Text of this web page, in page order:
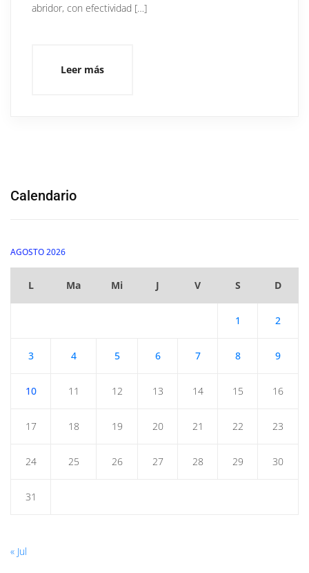
abridor, con efectividad […]
Leer más
Calendario
AGOSTO 2026
L Ma Mi J V S D
1 2
3 4 5 6 7 8 9
10 11 12 13 14 15 16
17 18 19 20 21 22 23
24 25 26 27 28 29 30
31
« Jul